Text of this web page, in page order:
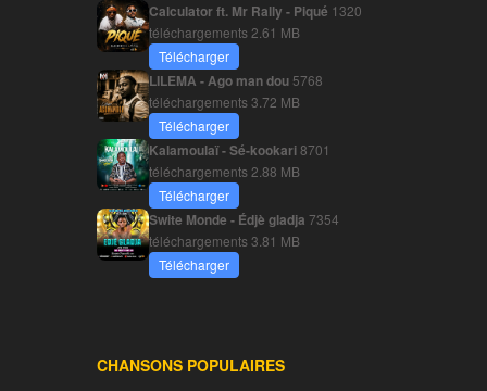
Calculator ft. Mr Rally - Piqué 1320
téléchargements 2.61 MB
Télécharger
LILEMA - Ago man dou 5768
téléchargements3.72 MB
Télécharger
Kalamoulaï - Sé-kookari8701
téléchargements 2.88 MB
Télécharger
Swite Monde - Édjè gladja 7354
téléchargements3.81 MB
Télécharger
CHANSONS POPULAIRES